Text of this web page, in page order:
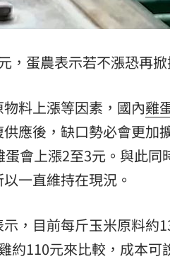
！ 18:15
，蛋農表示若不漲恐再掀
料上漲等因素，國內雞
應後，缺口勢必會更加
會上漲2至3元。與此
一直維持在現況。
，目前每斤玉米原料約
約110元來比較，成本可